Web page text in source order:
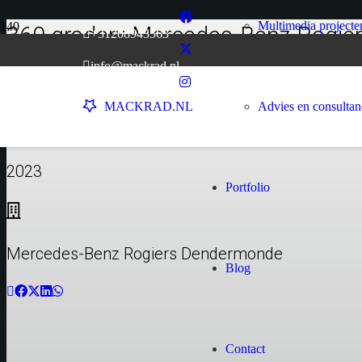
+31208943563
info@mackrad.nl
MACKRAD.NL
Multimedia
Advies en
Portfolio
Blog
Contact
360 graden: Mercedes-Benz
360 graden: Mercedes-Benz Rogiers Dendermonde
2023
Mercedes-Benz Rogiers Dendermonde